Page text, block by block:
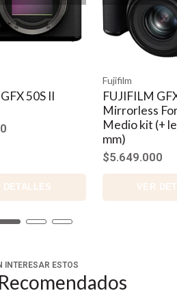
y un seguimiento actualizado
mecánico de alta velocidad de
II como una versátil y potente
50S II
lente 35-70
DETALLES
Leica
Leica S3
DSLR Body
$20.007.200
$22.480.000
VER
INTERESAR ESTOS